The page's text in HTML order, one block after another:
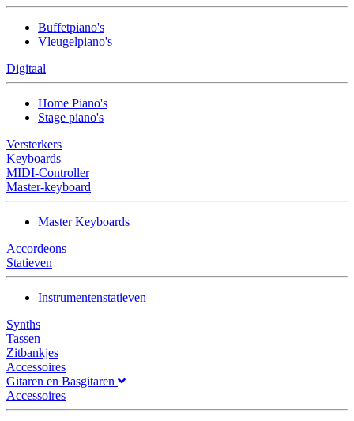
Buffetpiano's
Vleugelpiano's
Digitaal
Home Piano's
Stage piano's
Versterkers
Keyboards
MIDI-Controller
Master-keyboard
Master Keyboards
Accordeons
Statieven
Instrumentenstatieven
Synths
Tassen
Zitbankjes
Accessoires
Gitaren en Basgitaren
Accessoires